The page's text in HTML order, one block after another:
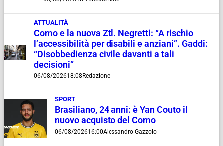
ATTUALITÀ
Como e la nuova Ztl. Negretti: “A rischio
l’accessibilità per disabili e anziani”. Gaddi:
“Disobbedienza civile davanti a tali
decisioni”
06/08/202618:08 Redazione
SPORT
Brasiliano, 24 anni: è Yan Couto il
nuovo acquisto del Como
06/08/202616:00Alessandro Gazzolo